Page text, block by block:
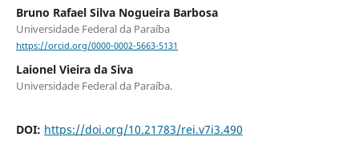
Bruno Rafael Silva Nogueira Barbosa
Universidade Federal da Paraíba
https://orcid.org/0000-0002-5663-5131
Laionel Vieira da Siva
Universidade Federal da Paraíba.
DOI: https://doi.org/10.21783/rei.v7i3.490